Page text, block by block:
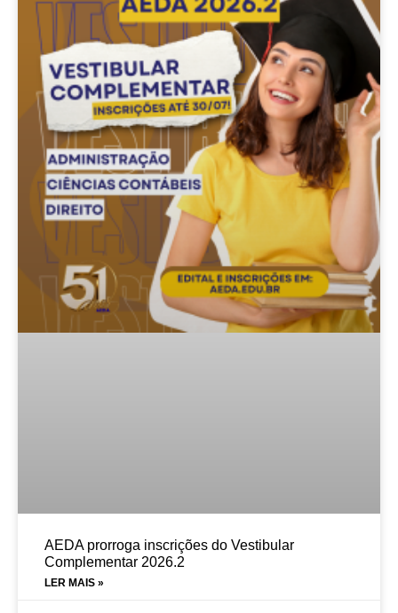
AEDA prorroga inscrições do Vestibular
Complementar 2026.2
LER MAIS »